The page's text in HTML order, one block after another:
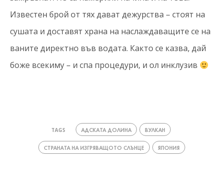
Известен брой от тях дават дежурства – стоят на
сушата и доставят храна на наслаждаващите се на
ваните директно във водата. Както се казва, дай
боже всекиму – и спа процедури, и ол инклузив
TAGS АДСКАТА ДОЛИНА ВУЛКАН
СТРАНАТА НА ИЗГРЯВАЩОТО СЛЪНЦЕ ЯПОНИЯ